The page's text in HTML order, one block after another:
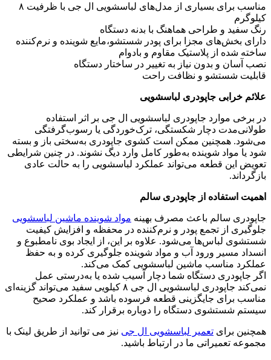
مناسب برای بسیاری از مدل‌های لباسشویی ال جی با ظرفیت ۸
کیلوگرم
رنگ سفید و طراحی هماهنگ با بدنه دستگاه
دارای بخش‌های مجزا برای پودر شستشو،مایع شوینده و نرم‌کننده
ساخته شده از پلاستیک مقاوم و بادوام
نصب آسان و بدون نیاز به تغییر در ساختار دستگاه
قابلیت شستشو و نظافت راحت
علائم خرابی جاپودری لباسشویی
در برخی موارد جاپودری لباسشویی ال جی بر اثر استفاده
طولانی‌مدت دچار شکستگی، ترک‌خوردگی یا رسوب‌گرفتگی
می‌شود. همچنین ممکن است کشوی جاپودری به‌سختی باز و بسته
شود یا مواد شوینده به‌طور کامل وارد دیگ نشوند. در چنین شرایطی
تعویض این قطعه می‌تواند عملکرد لباسشویی را به حالت عادی
بازگرداند.
اهمیت استفاده از جاپودری سالم
جاپودری سالم باعث مصرف بهینه مواد شوینده ماشین لباسشویی
جلوگیری از تجمع پودر و نرم‌کننده در محفظه و افزایش کیفیت
شستشوی لباس‌ها می‌شود. علاوه بر این، از ایجاد بوی نامطبوع و
انسداد مسیر ورود آب و مواد شوینده جلوگیری کرده و به حفظ
عملکرد مناسب ماشین لباسشویی کمک می‌کند.
اگر جاپودری دستگاه شما دچار آسیب شده یا به‌درستی عمل
نمی‌کند جاپودری لباسشویی ال جی ۸ کیلویی سفید می‌تواند گزینه‌ای
مناسب برای جایگزینی قطعه فرسوده باشد و عملکرد صحیح
سیستم شستشوی دستگاه را دوباره برقرار کند.
همچنین برای تعمیر لباسشویی ال جی نیز می توانید از طریق لینک با
مجموعه تعمیراتی ما در ارتباط باشید.